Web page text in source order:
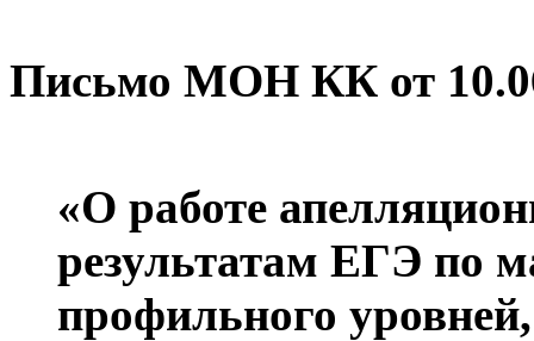
Письмо МОН КК от
«О работе
результатам ЕГЭ по
профильного